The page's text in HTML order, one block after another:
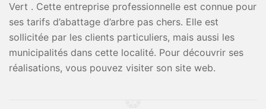
Vert . Cette entreprise professionnelle est connue pour
ses tarifs d’abattage d’arbre pas chers. Elle est
sollicitée par les clients particuliers, mais aussi les
municipalités dans cette localité. Pour découvrir ses
réalisations, vous pouvez visiter son site web.